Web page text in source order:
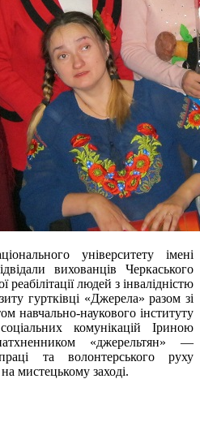
університету імені
вихованців Черкаського
реабілітації людей з інвалідністю
гуртківці «Джерела» разом зі
навчально-наукового інституту
комунікацій Іриною
«джерельтян» —
та волонтерського руху
мистецькому заході.